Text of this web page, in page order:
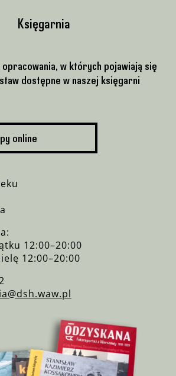
Księgarnia
opracowania, w których pojawiają się
dostępne w naszej księgarni
online
12:00–20:00
12:00–20:00